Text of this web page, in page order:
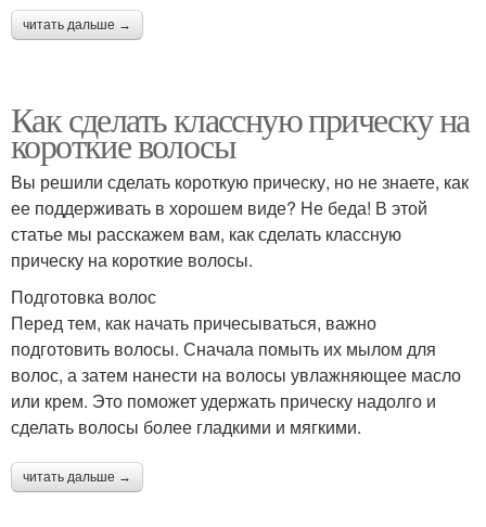
читать дальше →
Как сделать классную прическу на
короткие волосы
Вы решили сделать короткую прическу, но не знаете, как
ее поддерживать в хорошем виде? Не беда! В этой
статье мы расскажем вам, как сделать классную
прическу на короткие волосы.
Подготовка волос
Перед тем, как начать причесываться, важно
подготовить волосы. Сначала помыть их мылом для
волос, а затем нанести на волосы увлажняющее масло
или крем. Это поможет удержать прическу надолго и
сделать волосы более гладкими и мягкими.
читать дальше →